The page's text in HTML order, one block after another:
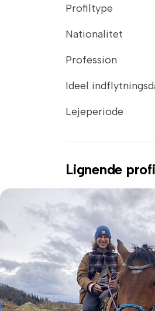
Profiltype
Nationalitet
Profession
Ideel
Lejeperiode
Lignende